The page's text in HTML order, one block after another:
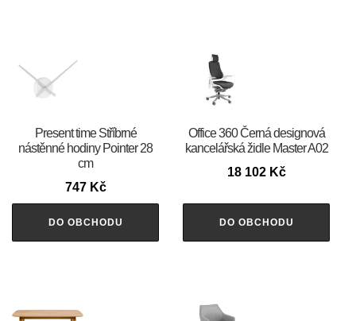
Present time Stříbrné
nástěnné hodiny Pointer 28
cm
747 Kč
DO OBCHODU
Office 360 Černá designová
kancelářská židle Master A02
18 102 Kč
DO OBCHODU